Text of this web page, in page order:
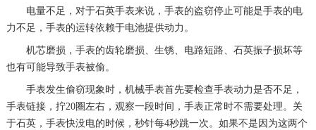
电量不足，对于石英手表来说，手表的盗窃停止可能是手表的电
力不足，手表的运转依赖于电池提供动力。
机芯磨损，手表的齿轮磨损、生锈、电路短路、石英振子损坏等
也有可能导致手表被偷。
手表发生偷窃现象时，机械手表首先要检查手表动力是否不足，
手表链接，拧20圈左右，观察一段时间，手表正常时不需要处理。关
于石英，手表快没电的时候，秒针每4秒跳一次。如果不是因为这两个